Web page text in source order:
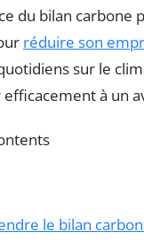
du bilan carbone
réduire son
sur le
à un
le bilan